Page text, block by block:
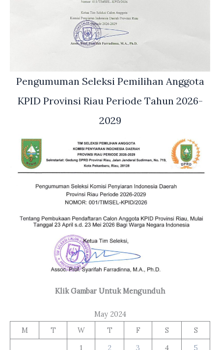
Pengumuman Seleksi Pemilihan Anggota
KPID Provinsi Riau Periode Tahun 2026-
2029
Klik Gambar Untuk Mengunduh
May 2024
M
T W T F S
S
1
2 3 4
5